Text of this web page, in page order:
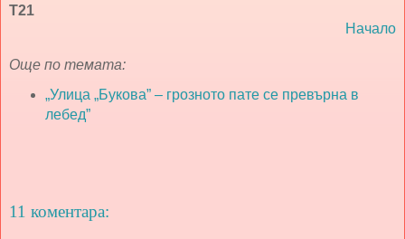
Т21
Начало
Още по темата:
„Улица „Букова” – грозното пате се превърна в
лебед”
11 коментара: